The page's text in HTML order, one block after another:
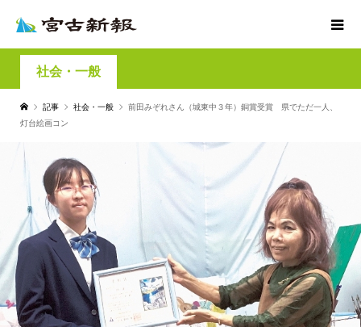
社会・一般
記事 社会・一般
前田みぞれさん（城東中３年）銅賞受賞 県でただ一人、
灯台絵画コン